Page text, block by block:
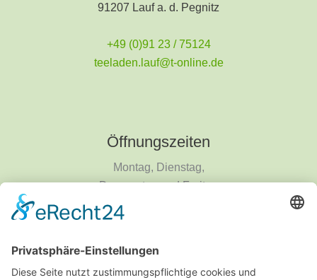
91207 Lauf a. d. Pegnitz
+49 (0)91 23 / 75124
teeladen.lauf@t-online.de
Öffnungszeiten
Montag, Dienstag,
Donnerstag und Freitag
9 - 14 Uhr